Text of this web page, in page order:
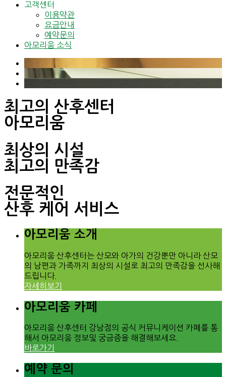
고객센터
이용약관
요금안내
예약문의
아모리움 소식
최고의 산후센터
아모리움
최상의 시설
최고의 만족감
전문적인
산후 케어 서비스
아모리움 소개
아모리움 산후센터는 산모와 아가의 건강뿐만 아니라 산모
의 남편과 가족까지 최상의 시설로 최고의 만족감을 선사해
드립니다.
자세히보기
아모리움 카페
아모리움 산후센터 강남점의 공식 커뮤니케이션 카페를 통
해서 아모리움 정보및 궁금증을 해결해보세요.
바로가기
예약 문의